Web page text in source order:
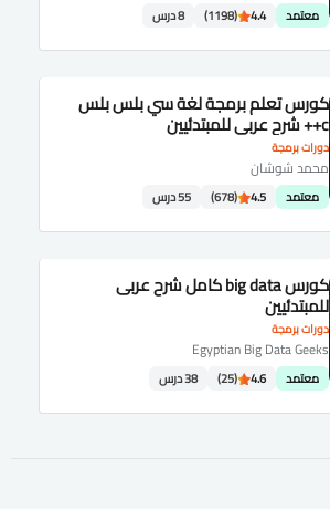
معتمد 4.4
(1198) 8 درس
دورات برمجة
كورس تعلم برمجة لغة سي بلس بلس
c++ شرح عربى للمبتدئيين
محمد شوشان
معتمد 4.5
(678) 55 درس
دورات برمجة
كورس big data كامل شرح عربى
للمبتدئيين
Egyptian Big Data Geeks
معتمد 4.6
(25) 38 درس